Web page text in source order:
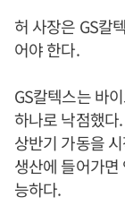
허 사장은 GS칼
어야 한다.
GS칼텍스는 바
하나로 낙점했다
상반기 가동을
생산에 들어가
능하다.